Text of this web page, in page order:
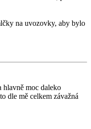
na uvozovky, aby bylo
hlavně moc daleko
dle mě celkem závažná